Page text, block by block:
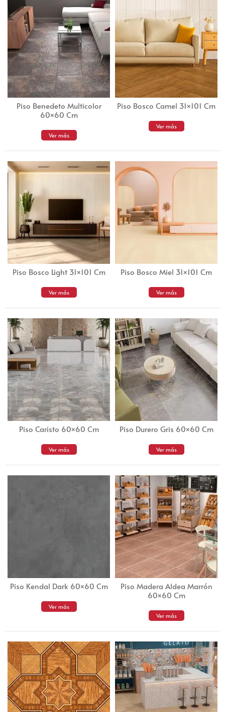
Piso Benedeto Multicolor
60×60 Cm
Ver más
Piso Bosco Camel 31×101 Cm
Ver más
Piso Bosco Light 31×101 Cm
Ver más
Piso Bosco Miel 31×101 Cm
Ver más
Piso Caristo 60×60 Cm
Ver más
Piso Durero Gris 60×60 Cm
Ver más
Piso Kendal Dark 60×60 Cm
Ver más
Piso Madera Aldea Marrón
60×60 Cm
Ver más